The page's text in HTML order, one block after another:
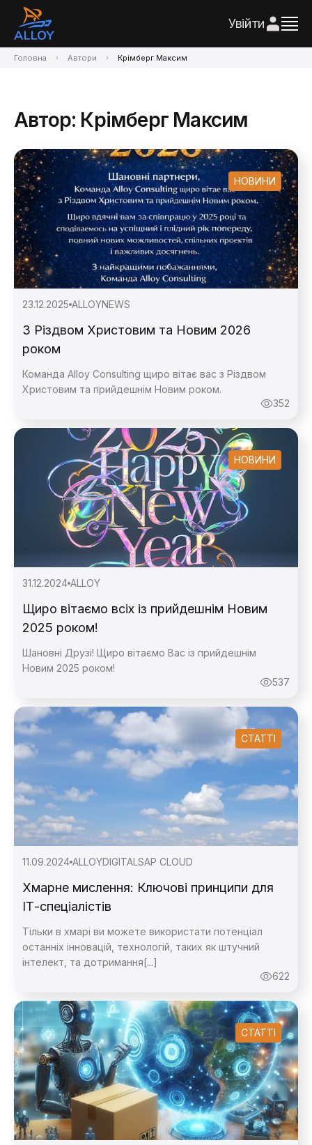
Увійти
Головна Автори Крімберг Максим
Автор: Крімберг Максим
НОВИНИ
23.12.2025 ALLOYNEWS
З Різдвом Христовим та Новим 2026
роком
Команда Alloy Consulting щиро вітає вас з Різдвом
Христовим та прийдешнім Новим роком.
352
НОВИНИ
31.12.2024 ALLOY
Щиро вітаємо всіх із прийдешнім Новим
2025 роком!
Шановні Друзі! Щиро вітаємо Вас із прийдешнім
Новим 2025 роком!
537
СТАТТІ
11.09.2024 ALLOYDIGITALSAP CLOUD
Хмарне мислення: Ключові принципи для
ІТ-спеціалістів
Тільки в хмарі ви можете використати потенціал
останніх інновацій, технологій, таких як штучний
інтелект, та дотримання[...]
622
СТАТТІ